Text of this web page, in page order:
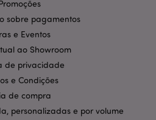
sobre pagamentos
e Eventos
ao Showroom
de privacidade
e Condições
de compra
personalizadas e por volume